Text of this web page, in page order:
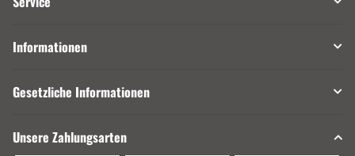
Informationen
Gesetzliche Informationen
Unsere Zahlungsarten